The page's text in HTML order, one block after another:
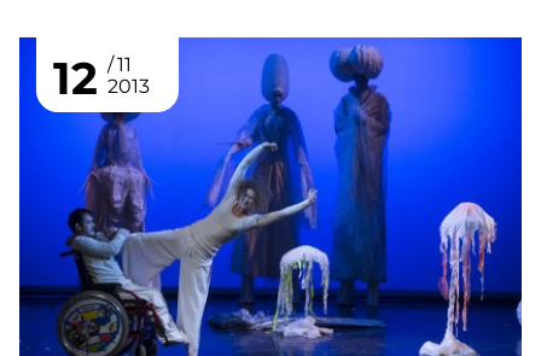
12
11
2013